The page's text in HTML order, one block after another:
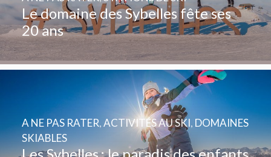
Le domaine des Sybelles fête ses
20 ans
A NE PAS RATER,ACTIVITÉS AU SKI, DOMAINES
SKIABLES